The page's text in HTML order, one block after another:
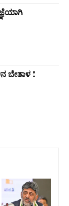
ಬೇತಾಳ !